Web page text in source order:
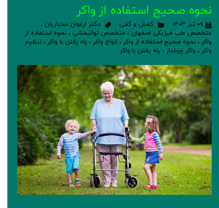
نحوه صحیح استفاده از واکر
۰۹ تیر ۱۴۰۳ کفش و کفی دکتر ارغوان مختاریان ،
متخصص طب فیزیکی اصفهان ، متخصص توانبخشی ، نحوه استفاده از
واکر ، نحوه صحیح استفاده از واکر ، انواع واکر ، راه رفتن با واکر ، تنظیم
واکر ، واکر چرخدار ، پله رفتن با واکر